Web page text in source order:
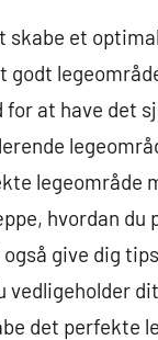
skabe et
godt
for at have det
legeområde
hvordan du
give dig
det perfekte